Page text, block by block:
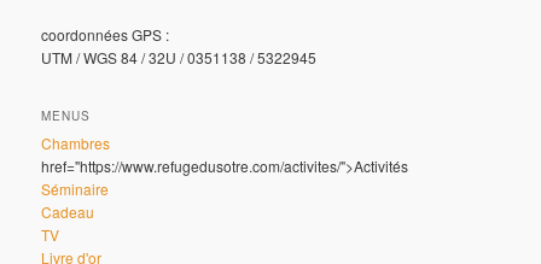
coordonnées GPS :
UTM / WGS 84 / 32U / 0351138 / 5322945
MENUS
Chambres
href="https://www.refugedusotre.com/activites/">Activités
Séminaire
Cadeau
TV
Livre d'or